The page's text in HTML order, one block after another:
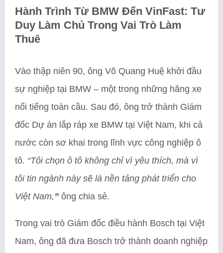
Hành Trình Từ BMW Đến VinFast: Tư
Duy Làm Chủ Trong Vai Trò Làm
Thuê
Vào thập niên 90, ông Võ Quang Huệ khởi đầu
sự nghiệp tại BMW – một trong những hãng xe
nổi tiếng toàn cầu. Sau đó, ông trở thành Giám
đốc Dự án lắp ráp xe BMW tại Việt Nam, khi cả
nước còn sơ khai trong lĩnh vực công nghiệp ô
tô. “Tôi chọn ô tô không chỉ vì yêu thích, mà vì
tôi tin ngành này sẽ là nền tảng phát triển cho
Việt Nam, ” ông chia sẻ.
Trong vai trò Giám đốc điều hành Bosch tại Việt
Nam, ông đã đưa Bosch trở thành doanh nghiệp